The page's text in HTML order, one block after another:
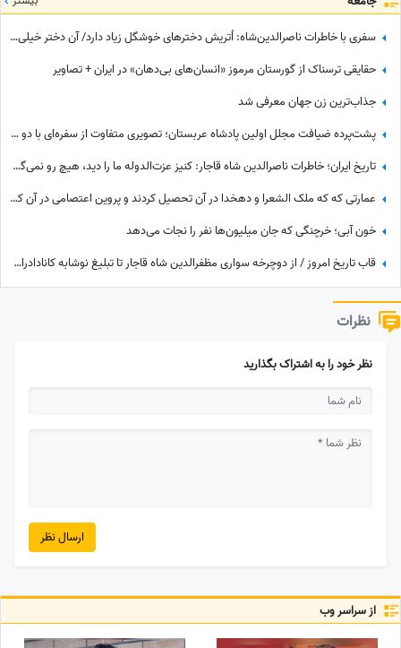
سفری با خاطرات ناصرالدین‌شاه: اُتریش دخترهای خوشگل زیاد دارد/ آن دختر خیلی‌ خوشگل‌تر وقتی به من دسته گل داد، مات و مبهوت شدم، نتوانستم راه بروم مردم ملتفت شدند، خندیدند!
حقایقی ترسناک از گورستان مرموز «انسان‌های بی‌دهان» در ایران + تصاویر
جذاب‌ترین زن جهان معرفی شد
پشت‌پرده ضیافت مجلل اولین پادشاه عربستان؛ تصویری متفاوت از سفره‌ای با دو شتر کامل
تاریخ ایران؛ خاطرات ناصرالدین شاه قاجار: کنیز عزت‌الدوله ما را دید، هیچ رو نمی‌گرفت، بسیار خجالت کشیدیم و...
عمارتی که که ملک الشعرا و دهخدا در آن تحصیل کردند و پروین اعتصامی در آن کار کرد + عکس
خون آبی؛ خرچنگی که جان میلیون‌ها نفر را نجات می‌دهد
قاب تاریخ امروز / از دوچرخه سواری مظفرالدین شاه قاجار تا تبلیغ نوشابه ‌کانادادرای و تصویر دیده نشده از جردن که کم از لس‌آنجلس نداره + عکس
نظرات
نظر خود را به اشتراک بگذارید
ارسال نظر
از سراسر وب